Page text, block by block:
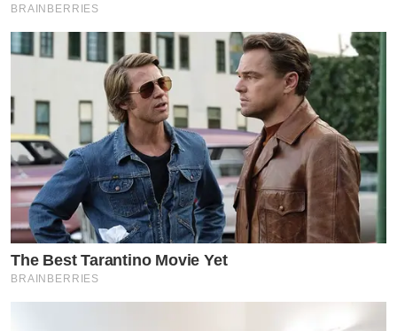
BRAINBERRIES
The Best Tarantino Movie Yet
BRAINBERRIES